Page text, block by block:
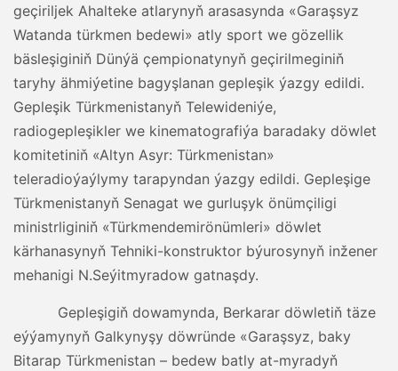
geçiriljek Ahalteke atlarynyň arasasynda «Garaşsyz
Watanda türkmen bedewi» atly sport we gözellik
bäsleşiginiň Dünýä çempionatynyň geçirilmeginiň
taryhy ähmiýetine bagyşlanan gepleşik ýazgy edildi.
Gepleşik Türkmenistanyň Telewideniýe,
radiogepleşikler we kinematografiýa baradaky döwlet
komitetiniň «Altyn Asyr: Türkmenistan»
teleradioýaýlymy tarapyndan ýazgy edildi. Gepleşige
Türkmenistanyň Senagat we gurluşyk önümçiligi
ministrliginiň «Türkmendemirönümleri» döwlet
kärhanasynyň Tehniki-konstruktor býurosynyň inžener
mehanigi N.Seýitmyradow gatnaşdy.
Gepleşigiň dowamynda, Berkarar döwletiň täze
eýýamynyň Galkynyşy döwründe «Garaşsyz, baky
Bitarap Türkmenistan – bedew batly at-myradyň